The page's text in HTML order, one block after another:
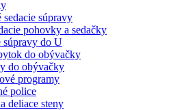
sedacie súpravy
pohovky a sedačky
súpravy do U
do obývačky
do obývačky
programy
police
deliace steny